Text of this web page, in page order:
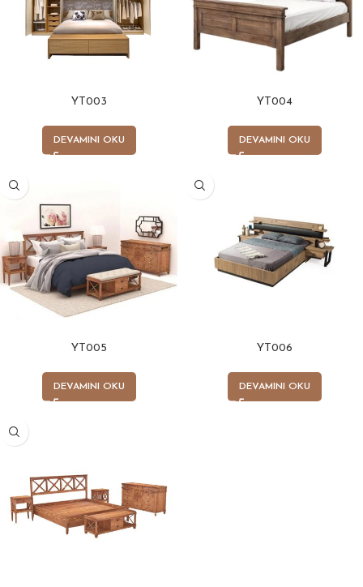
YT003
DEVAMINI OKU
YT004
DEVAMINI OKU
YT005
DEVAMINI OKU
YT006
DEVAMINI OKU